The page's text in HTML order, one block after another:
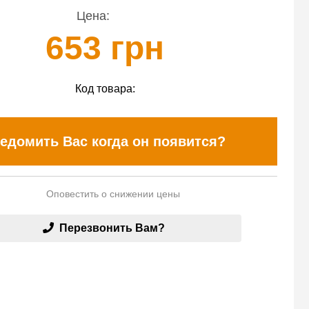
Цена:
653 грн
Код товара:
Вас когда он появится?
Оповестить о снижении цены
Перезвонить Вам?